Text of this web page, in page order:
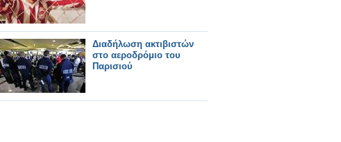
Διαδήλωση ακτιβιστών
στο αεροδρόμιο του
Παρισιού